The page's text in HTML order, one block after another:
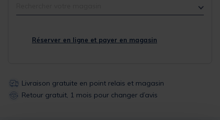
Réserver en ligne et payer en magasin
Livraison gratuite en point relais et magasin
Retour gratuit, 1 mois pour changer d’avis